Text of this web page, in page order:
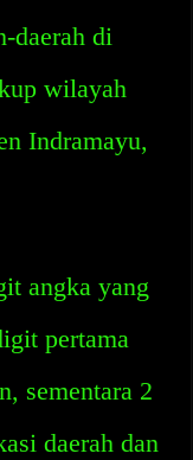
daerah di
wilayah
Indramayu,
angka yang
pertama
sementara 2
daerah dan